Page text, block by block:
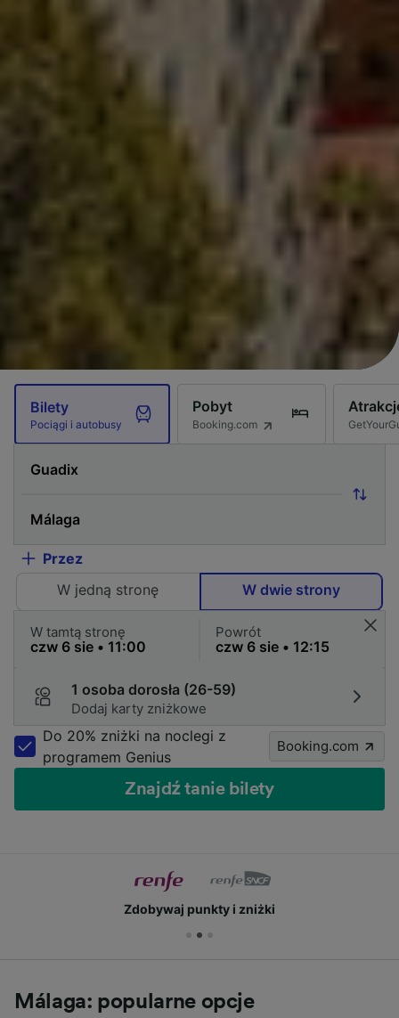
Bilety
Pociągi i autobusy
Pobyt
Booking.com
Przez
W jedną stronę
W dwie strony
W tamtą stronę Powrót
1 osoba dorosła (26-59)
Dodaj karty zniżkowe
Do 20% zniżki na noclegi z
programem Genius
Booking.com
Znajdź tanie bilety
Zdobywaj punkty i zniżki
Málaga: popularne opcje